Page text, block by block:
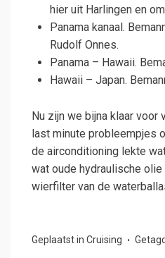
hier uit Harlingen en
Panama kanaal.
Rudolf Onnes.
Panama – Hawaii.
Hawaii – Japan.
Nu zijn we bijna klaar voor
last minute probleempjes
de airconditioning lekte
wat oude hydraulische
wierfilter van de
Geplaatst in Cruising Getagd